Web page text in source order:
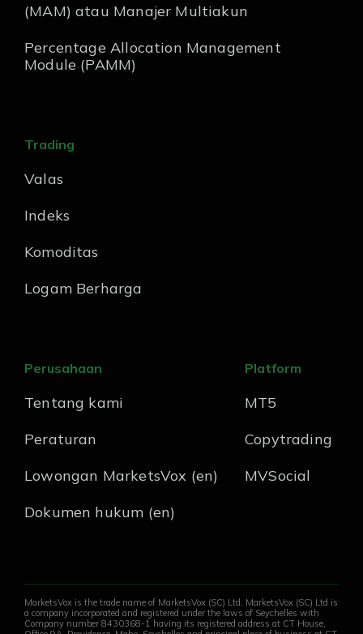
(MAM) atau Manajer Multiakun
Percentage Allocation Management
Module (PAMM)
Trading
Valas
Indeks
Komoditas
Logam Berharga
Perusahaan
Tentang kami
Peraturan
Lowongan MarketsVox (en)
Dokumen hukum (en)
Platform
MT5
Copytrading
MVSocial
MarketsVox is the trade name of MarketsVox (SC) Ltd. MarketsVox (SC) Ltd is
a company incorporated and registered under the laws of Seychelles with
Company number 8430368-1 having its registered address at CT House,